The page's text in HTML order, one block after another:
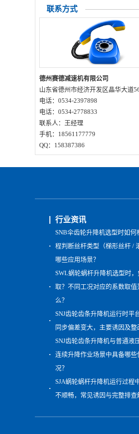
完整排查解决办法是什么？
联系方式
德州赛德减速机有限公司
山东省德州市经济开发区晶华大道
电话：0534-2397898
电话：0534-2778833
联系人：王经理
手机：18561177779
QQ：158387386
行业资讯
SNB伞齿轮升降机选型时如
程判断丝杆类型（梯形丝杆 /
哪些应用场景？
SWL蜗轮蜗杆升降机选型时
取？不同工况对应的系数取
么？
SNJ齿轮齿条升降机运行时平
同步偏差变大，主要诱因及整
SNJ齿轮齿条升降机与普通液
连续升降作业场景中具备哪
况？
SJA蜗轮蜗杆升降机运行过程
不顺畅，常见诱因与完整排查